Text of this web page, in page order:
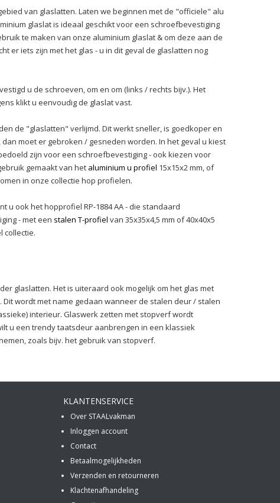
van glaslatten. Laten we beginnen met de "officiele" alu
glaslat is ideaal geschikt voor een schroefbevestiging
te maken van onze aluminium glaslat & om deze aan de
er iets zijn met het glas - u in dit geval de glaslatten nog
u de schroeven, om en om (links / rechts bijv.). Het
klikt u eenvoudig de glaslat vast.
de "glaslatten" verlijmd. Dit werkt sneller, is goedkoper en
moet er gebroken / gesneden worden. In het geval u kiest
zijn voor een schroefbevestiging - ook kiezen voor
gemaakt van het aluminium u profiel 15x15x2 mm, of
in onze collectie hop profielen.
u ook het hopprofiel RP-1884 AA - die standaard
- met een stalen T-profiel van 35x35x4,5 mm of 40x40x5
collectie.
glaslatten. Het is uiteraard ook mogelijk om het glas met
wordt met name gedaan wanneer de stalen deur / stalen
interieur. Glaswerk zetten met stopverf wordt
u een trendy taatsdeur aanbrengen in een klassiek
zoals bijv. het gebruik van stopverf.
KLANTENSERVICE
Over STAALvakman
Inloggen account
Contact
Betaalmogelijkheden
Verzenden en retourneren
Klachtenafhandeling